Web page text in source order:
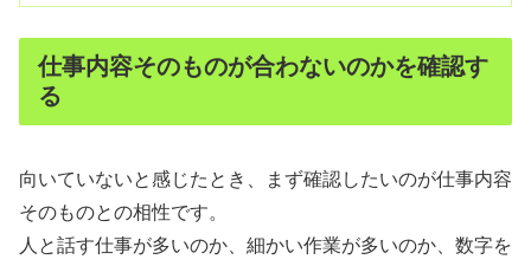
仕事内容そのものが合わないのかを確認す
る
向いていないと感じたとき、まず確認したいのが仕事内容
そのものとの相性です。
人と話す仕事が多いのか、細かい作業が多いのか、数字を